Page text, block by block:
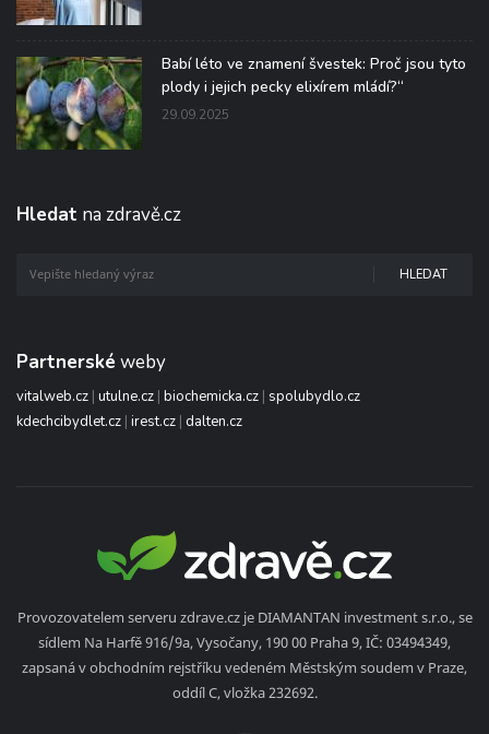
Babí léto ve znamení švestek: Proč jsou tyto
plody i jejich pecky elixírem mládí?“
29.09.2025
Hledat na zdravě.cz
HLEDAT
Partnerské weby
vitalweb.cz | utulne.cz | biochemicka.cz | spolubydlo.cz
kdechcibydlet.cz | irest.cz | dalten.cz
Provozovatelem serveru zdrave.cz je DIAMANTAN investment s.r.o., se
sídlem Na Harfě 916/9a, Vysočany, 190 00 Praha 9, IČ: 03494349,
zapsaná v obchodním rejstříku vedeném Městským soudem v Praze,
oddíl C, vložka 232692.